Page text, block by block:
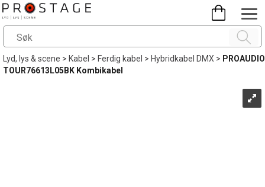
Lyd, lys & scene>Kabel >Ferdig kabel >Hybridkabel DMX> PROAUDIO
TOUR76613L05BK Kombikabel